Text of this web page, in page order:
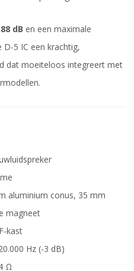
dB en een maximale
D-5 IC een krachtig,
dat moeiteloos integreert met
aluminium conus, 35 mm
magneet
kast
Hz (-3 dB)
Ω